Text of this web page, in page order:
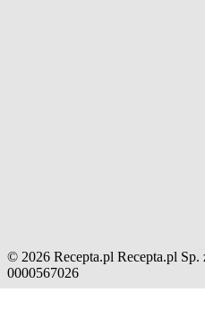
© 2026 Recepta.pl Recepta.pl
0000567026